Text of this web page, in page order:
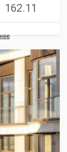
162.11